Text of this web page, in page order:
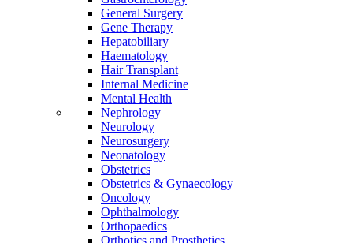
General Surgery
Gene Therapy
Hepatobiliary
Haematology
Hair Transplant
Internal Medicine
Mental Health
Nephrology
Neurology
Neurosurgery
Neonatology
Obstetrics
Obstetrics & Gynaecology
Oncology
Ophthalmology
Orthopaedics
Orthotics and Prosthetics